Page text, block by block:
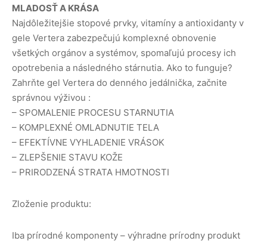
MLADOSŤ A KRÁSA
Najdôležitejšie stopové prvky, vitamíny a antioxidanty v
gele Vertera zabezpečujú komplexné obnovenie
všetkých orgánov a systémov, spomaľujú procesy ich
opotrebenia a následného stárnutia. Ako to funguje?
Zahrňte gel Vertera do denného jedálnička, začnite
správnou výživou :
– SPOMALENIE PROCESU STARNUTIA
– KOMPLEXNÉ OMLADNUTIE TELA
– EFEKTÍVNE VYHLADENIE VRÁSOK
– ZLEPŠENIE STAVU KOŽE
– PRIRODZENÁ STRATA HMOTNOSTI
Zloženie produktu:
Iba prírodné komponenty – výhradne prírodny produkt